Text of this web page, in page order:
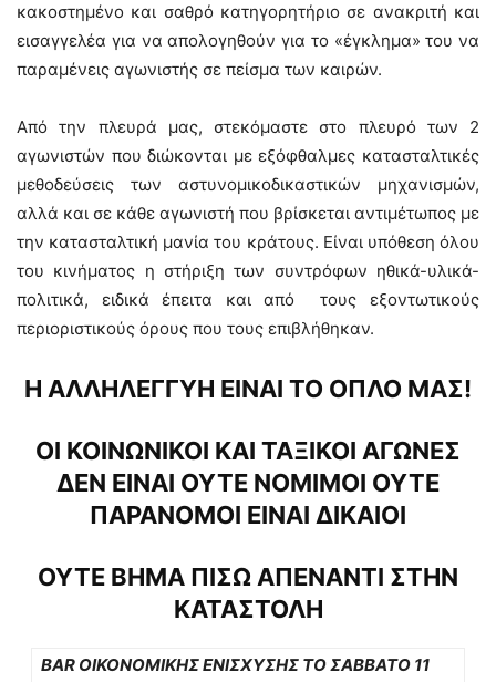
κακοστημένο και σαθρό κατηγορητήριο σε ανακριτή και
εισαγγελέα για να απολογηθούν για το «έγκλημα» του να
παραμένεις αγωνιστής σε πείσμα των καιρών.
Από την πλευρά μας, στεκόμαστε στο πλευρό των 2
αγωνιστών που διώκονται με εξόφθαλμες κατασταλτικές
μεθοδεύσεις των αστυνομικοδικαστικών μηχανισμών,
αλλά και σε κάθε αγωνιστή που βρίσκεται αντιμέτωπος με
την κατασταλτική μανία του κράτους. Είναι υπόθεση όλου
του κινήματος η στήριξη των συντρόφων ηθικά-υλικά-
πολιτικά, ειδικά έπειτα και από τους εξοντωτικούς
περιοριστικούς όρους που τους επιβλήθηκαν.
Η ΑΛΛΗΛΕΓΓΥΗ ΕΙΝΑΙ ΤΟ ΟΠΛΟ ΜΑΣ!
ΟΙ ΚΟΙΝΩΝΙΚΟΙ ΚΑΙ ΤΑΞΙΚΟΙ ΑΓΩΝΕΣ
ΔΕΝ ΕΙΝΑΙ ΟΥΤΕ ΝΟΜΙΜΟΙ ΟΥΤΕ
ΠΑΡΑΝΟΜΟΙ ΕΙΝΑΙ ΔΙΚΑΙΟΙ
ΟΥΤΕ ΒΗΜΑ ΠΙΣΩ ΑΠΕΝΑΝΤΙ ΣΤΗΝ
ΚΑΤΑΣΤΟΛΗ
BAR ΟΙΚΟΝΟΜΙΚΗΣ ΕΝΙΣΧΥΣΗΣ ΤΟ ΣΑΒΒΑΤΟ 11